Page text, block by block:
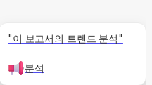
"이 보고서의 트렌드 분석"
분석